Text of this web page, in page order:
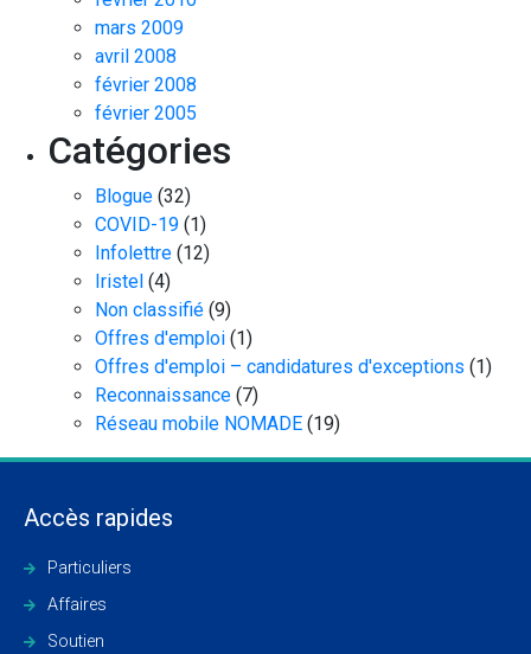
mars 2009
avril 2008
février 2008
février 2005
Catégories
Blogue (32)
COVID-19 (1)
Infolettre (12)
Iristel (4)
Non classifié (9)
Offres d'emploi (1)
Offres d'emploi – candidatures d'exceptions (1)
Reconnaissance (7)
Réseau mobile NOMADE (19)
Accès rapides
Particuliers
Affaires
Soutien